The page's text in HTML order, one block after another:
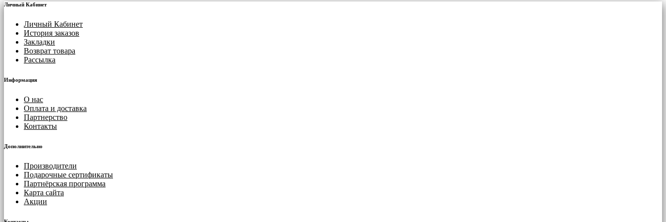
Личный Кабинет
Личный Кабинет
История заказов
Закладки
Возврат товара
Рассылка
Информация
О нас
Оплата и доставка
Партнерство
Контакты
Дополнительно
Производители
Подарочные сертификаты
Партнёрская программа
Карта сайта
Акции